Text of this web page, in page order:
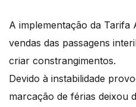
A implementação da Tarifa
vendas das passagens
criar constrangimentos.
Devido à instabilidade
marcação de férias deixou